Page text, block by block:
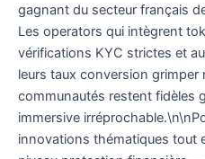
gagnant du secteur français
Les operators qui intègrent
vérifications KYC strictes et
leurs taux conversion
communautés restent fidèles
immersive
innovations thématiques tout